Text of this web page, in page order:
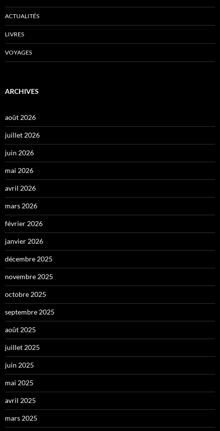
ACTUALITÉS
LIVRES
VOYAGES
ARCHIVES
août 2026
juillet 2026
juin 2026
mai 2026
avril 2026
mars 2026
février 2026
janvier 2026
décembre 2025
novembre 2025
octobre 2025
septembre 2025
août 2025
juillet 2025
juin 2025
mai 2025
avril 2025
mars 2025